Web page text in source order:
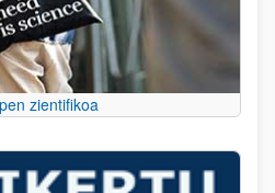
zientifikoa